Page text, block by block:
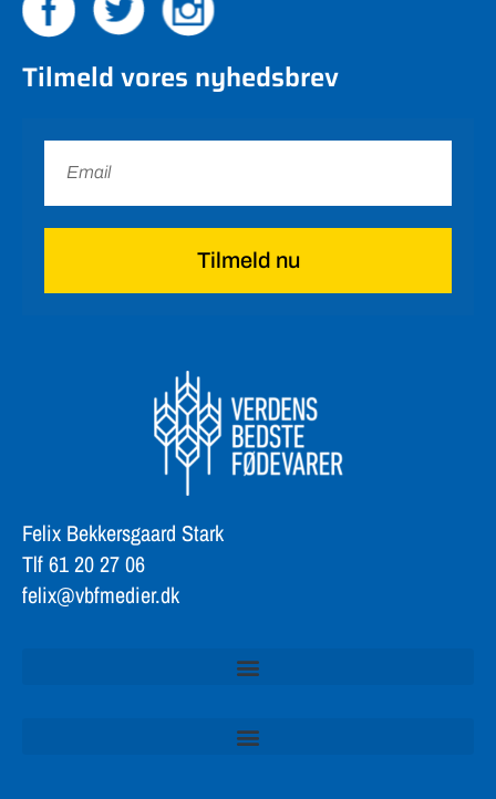
Tilmeld vores nyhedsbrev
Tilmeld nu
Felix Bekkersgaard Stark
Tlf 61 20 27 06
felix@vbfmedier.dk